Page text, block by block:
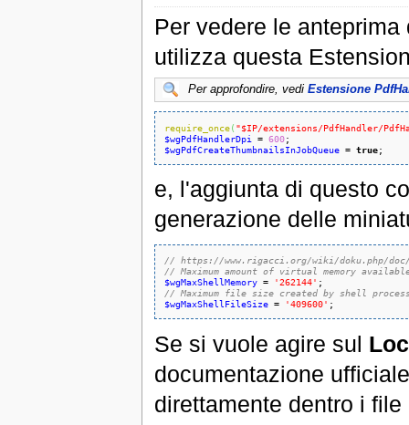
Per vedere le
utilizza questa
Per approfondire, vedi Estensione
require_once( "$IP/extensions/PdfHandler/
$wgPdfHandlerDpi
= 600
$wgPdfCreateThumbnailsInJobQueue = true;
e, l'aggiunta di questo
generazione delle
// https://www.rigacci.org/wiki/doku.php/doc/
// Maximum amount of virtual memory
$wgMaxShellMemory = '262144'
// Maximum file size created by shell
$wgMaxShellFileSize = '409600' ;
Se si vuole agire sul
documentazione
direttamente dentro i